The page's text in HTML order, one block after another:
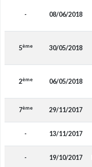
- 08/06/2018
5ème 30/05/2018
2ème 06/05/2018
7ème 29/11/2017
- 13/11/2017
- 19/10/2017